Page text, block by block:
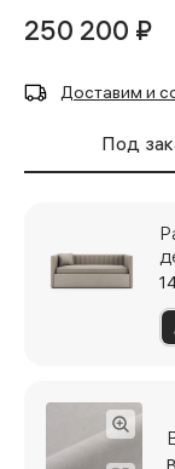
Под
250 200 ₽
Доставим и